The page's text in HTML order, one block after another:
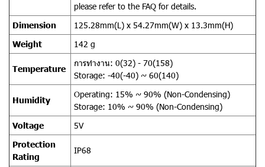
please refer to the FAQ for details.
Dimension 125.28mm(L) x 54.27mm(W) x 13.3mm(H)
Weight 142 g
Temperature
การทำงาน: 0(32) - 70(158)
Storage: -40(-40) ~ 60(140)
Humidity
Operating: 15% ~ 90% (Non-Condensing)
Storage: 10% ~ 90% (Non-Condensing)
Voltage 5V
Protection
Rating
IP68